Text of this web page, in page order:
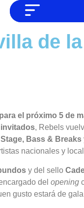
TAMBIÉN TE
de
el próximo 5 de
, Rebels
Stage, Bass &
nacionales y
y del sello
del opening
gusto estará de